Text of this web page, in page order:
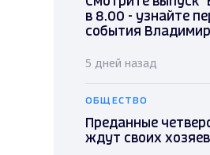
в 8.00 - узнайте
события
5 дней назад
ОБЩЕСТВО
Преданные
ждут своих хозяев